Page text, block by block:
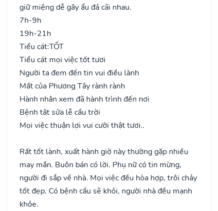
giữ miệng dễ gây ẩu đả cãi nhau.
7h-9h
19h-21h
Tiểu cát:TỐT
Tiểu cát mọi việc tốt tươi
Người ta đem đến tin vui điều lành
Mất của Phương Tây rành rành
Hành nhân xem đã hành trình đến nơi
Bệnh tật sửa lễ cầu trời
Mọi việc thuận lợi vui cười thật tươi..
Rất tốt lành, xuất hành giờ này thường gặp nhiều
may mắn. Buôn bán có lời. Phụ nữ có tin mừng,
người đi sắp về nhà. Mọi việc đều hòa hợp, trôi chảy
tốt đẹp. Có bệnh cầu sẽ khỏi, người nhà đều mạnh
khỏe.